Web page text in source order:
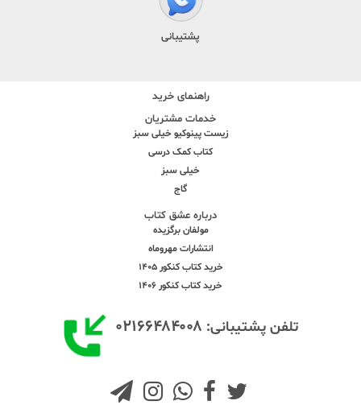
پشتیبانی
راهنمای خرید
خدمات مشتریان
زیست پینوکیو خیلی سبز
کتاب کمک درسی
خیلی سبز
گاج
درباره عشق کتاب
مولفان برگزیده
انتشارات مهروماه
خرید کتاب کنکور 1405
خرید کتاب کنکور 1406
تلفن پشتیبانی: ۰۲۱۶۶۴۸۴۰۰۸